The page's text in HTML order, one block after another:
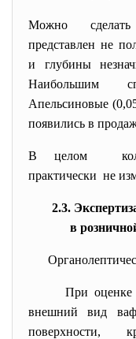
Можно
представлен не
и глубины
Наибольшим
Апельсиновые
появились в
В целом
практически не
2.3.
в
При оценке
внешний вид